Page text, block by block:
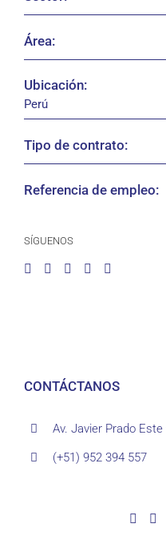
Área:
Ubicación:
Perú
Tipo de contrato:
Referencia de empleo:
SÍGUENOS
CONTÁCTANOS
Av. Javier Prado
(+51) 952 394 557